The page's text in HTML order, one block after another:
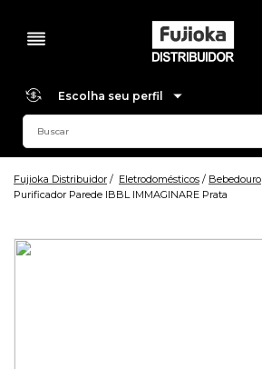
Escolha seu perfil
Fujioka Distribuidor Eletrodomésticos
Bebedouro
Purificador Parede IBBL IMMAGINARE Prata